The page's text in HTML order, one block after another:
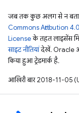
जब तक कुछ अलग से न
Commons Attribution
Licenseके तहत लाइसेंस
साइट नीतियांदेखें. Oracle
किया हुआ ट्रेडमार्क है.
आखिरी बार 2018-11-05